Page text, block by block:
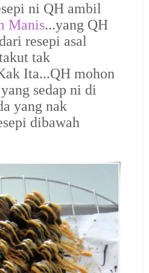
ni QH ambil
Manis...yang QH
resepi asal
tak
Ita...QH mohon
sedap ni di
yang nak
dibawah